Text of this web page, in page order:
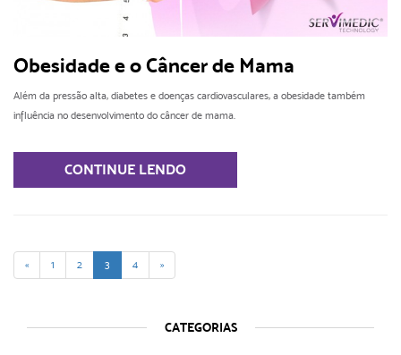
Obesidade e o Câncer de Mama
Além da pressão alta, diabetes e doenças cardiovasculares, a obesidade também
influência no desenvolvimento do câncer de mama.
CONTINUE LENDO
« 1 2 3 4 »
CATEGORIAS